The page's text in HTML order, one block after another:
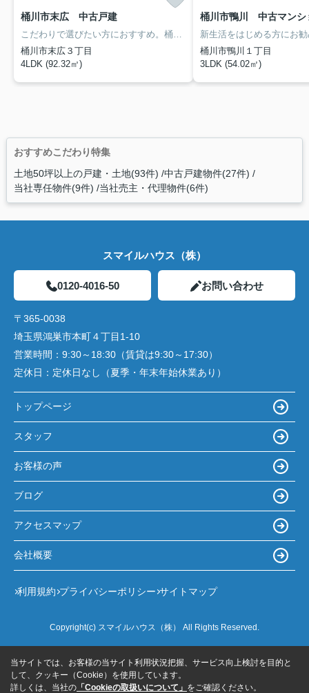
桶川市末広 中古戸建
桶川市末広３丁目
4LDK (92.32㎡)
桶川市鴨川 中古マンシ
桶川市鴨川１丁目
3LDK (54.02㎡)
おすすめこだわり特集
土地50坪以上の戸建・土地(93件) 中古戸建物件(27件)
当社専任物件(9件) 当社売主・代理物件(6件)
スマイルハウス（株）
0120-4016-50 お問い合わせ
〒365-0038
埼玉県鴻巣市本町４丁目1-10
営業時間： 9:30～18:30（賃貸は9:30～17:30）
定休日： 定休日なし（夏季・年末年始休業あり）
トップページ
スタッフ
お客様の声
ブログ
アクセスマップ
会社概要
利用規約 プライバシーポリシー サイトマップ
Copyright(c) スマイルハウス（株） All Rights Reserved.
当サイトでは、お客様の当サイト利用状況把握、サービス向上検討を目的と
して、クッキー（Cookie）を使用しています。
詳しくは、当社の 「Cookieの取扱いについて」 をご確認ください。